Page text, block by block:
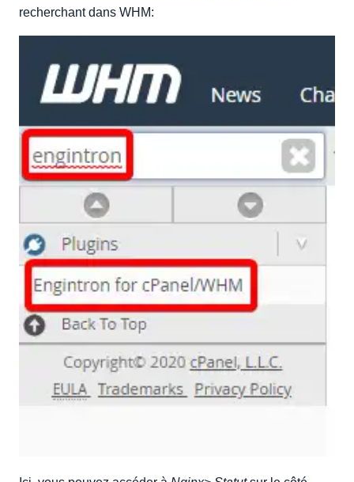
recherchant dans WHM: